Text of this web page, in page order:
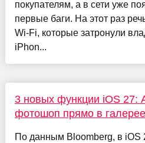
покупателям, а в сети уже
первые баги. На этот раз
Wi-Fi, которые затронули
iPhon...
3 новых функции iOS 27:
фотошоп прямо в
По данным Bloomberg, в iOS